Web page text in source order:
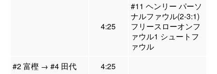
4:25
#11 ヘンリー パーソ
ナルファウル(2-3:1)
フリースローオンフ
ァウル1 シュートフ
ァウル
#2 富樫 → #4 田代
4:25